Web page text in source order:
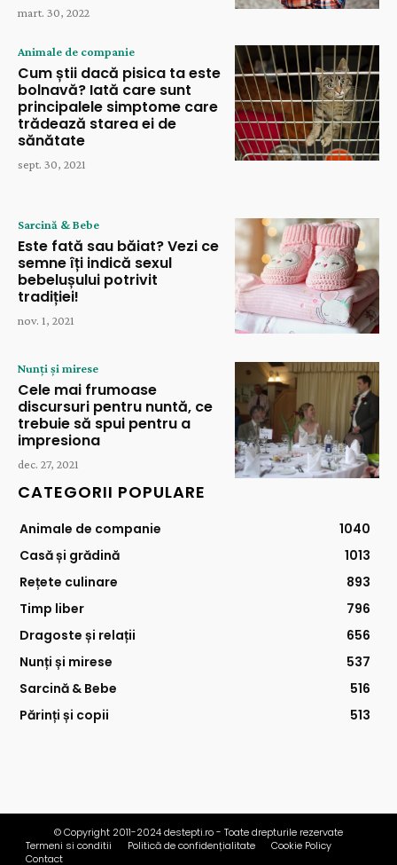
mart. 30, 2022
Animale de companie
Cum știi dacă pisica ta este
bolnavă? Iată care sunt
principalele simptome care
trădează starea ei de
sănătate
sept. 30, 2021
Sarcină & Bebe
Este fată sau băiat? Vezi ce
semne îți indică sexul
bebelușului potrivit
tradiției!
nov. 1, 2021
Nunți și mirese
Cele mai frumoase
discursuri pentru nuntă, ce
trebuie să spui pentru a
impresiona
dec. 27, 2021
CATEGORII POPULARE
Animale de companie
1040
Casă și grădină
1013
Rețete culinare
893
Timp liber
796
Dragoste și relații
656
Nunți și mirese
537
Sarcină & Bebe
516
Părinți și copii
513
© Copyright 2011-2024 destepti.ro - Toate drepturile rezervate
Termeni si conditii
Politică de confidențialitate
Cookie Policy
Contact